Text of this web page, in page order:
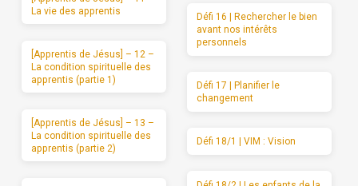
La vie des apprentis
[Apprentis de Jésus] – 12 –
La condition spirituelle des
apprentis (partie 1)
[Apprentis de Jésus] – 13 –
La condition spirituelle des
apprentis (partie 2)
Défi 16 | Rechercher le bien
avant nos intérêts
personnels
Défi 17 | Planifier le
changement
Défi 18/1 | VIM : Vision